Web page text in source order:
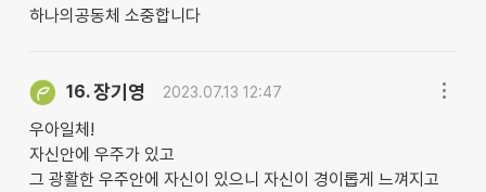
하나의공동체 소중합니다
16.장기영 2023.07.13 12:47
우아일체!
자신안에 우주가 있고
그 광활한 우주안에 자신이 있으니 자신이 경이롭게 느껴지고